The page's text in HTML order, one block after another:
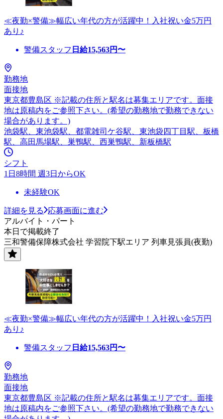
≪夜勤×警備≫幅広い年代の方が活躍中！入社祝い金5万円
あり♪
警備スタッフ 日給15,563円〜
勤務地
面接地
東京都豊島区 ※記載の住所と駅名は募集エリアです。面接
地は原稿内をご参照下さい。(希望の勤務地で勤務できない
場合があります。)
池袋駅、東池袋駅、都電雑司ケ谷駅、東池袋四丁目駅、板橋
駅、高田馬場駅、巣鴨駅、西巣鴨駅、新板橋駅
シフト
1日8時間 週3日からOK
未経験OK
詳細を見る
応募画面に進む
アルバイト・パート
本日で掲載終了
三和警備保障株式会社 学習院下駅エリア 列車見張員(夜勤)
≪夜勤×警備≫幅広い年代の方が活躍中！入社祝い金5万円
あり♪
警備スタッフ 日給15,563円〜
勤務地
面接地
東京都豊島区 ※記載の住所と駅名は募集エリアです。面接
地は原稿内をご参照下さい。(希望の勤務地で勤務できない